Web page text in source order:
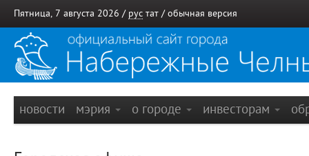
Пятница, 7 августа 2026 / рус тат / обычная версия
новости мэрия о городе инвесторам